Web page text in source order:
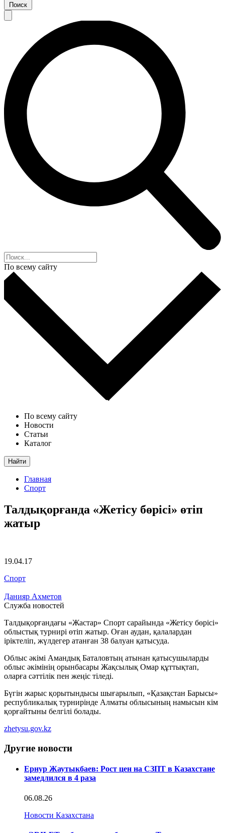
Поиск
По всему сайту
По всему сайту
Новости
Статьи
Каталог
Найти
Главная
Спорт
Талдықорғанда «Жетісу бөрісі» өтіп
жатыр
19.04.17
Спорт
Данияр Ахметов
Служба новостей
Талдықорғандағы «Жастар» Спорт сарайында «Жетісу бөрісі»
облыстық турнирі өтіп жатыр. Оған аудан, қалалардан
іріктеліп, жүлдегер атанған 38 балуан қатысуда.
Облыс әкімі Амандық Баталовтың атынан қатысушыларды
облыс әкімінің орынбасары Жақсылық Омар құттықтап,
оларға сәттілік пен жеңіс тіледі.
Бүгін жарыс қорытындысы шығарылып, «Қазақстан Барысы»
республикалық турнирінде Алматы облысының намысын кім
қорғайтыны белгілі болады.
zhetysu.gov.kz
Другие новости
Ернур Жаутыкбаев: Рост цен на СЗПТ в Казахстане
замедлился в 4 раза
06.08.26
Новости Казахстана